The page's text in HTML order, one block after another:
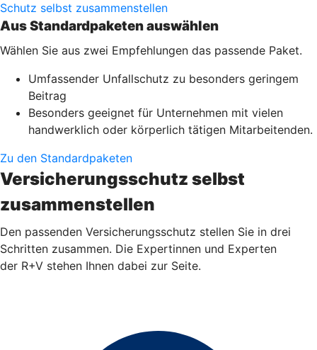
Schutz selbst zusammenstellen
Aus Standardpaketen auswählen
Wählen Sie aus zwei Empfehlungen das passende Paket.
Umfassender Unfallschutz zu besonders geringem
Beitrag
Besonders geeignet für Unternehmen mit vielen
handwerklich oder körperlich tätigen Mitarbeitenden.
Zu den Standardpaketen
Versicherungsschutz selbst
zusammenstellen
Den passenden Versicherungsschutz stellen Sie in drei
Schritten zusammen. Die Expertinnen und Experten
der R+V stehen Ihnen dabei zur Seite.